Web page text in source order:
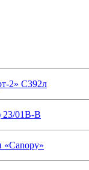
2» С392л
23/01B-B
«Canopy»